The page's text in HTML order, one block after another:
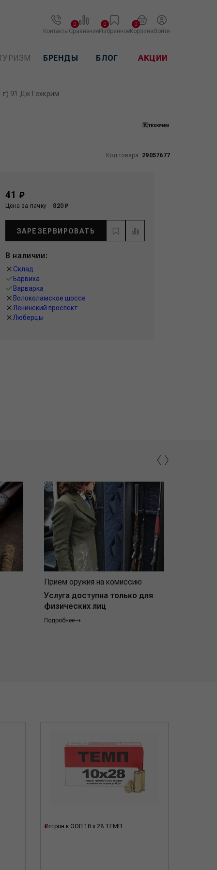
КонтактыСравнение
0
Избранное
0
Корзина
0
Войти
БРЕНДЫ БЛОГ АКЦИИ
г) 91 ДжТехкрим
Код товара: 29057677
41 ₽
Цена за пачку 820 ₽
ЗАРЕЗЕРВИРОВАТЬ
В наличии:
Склад
Барвиха
Варварка
Волоколамское шоссе
Ленинский проспект
Люберцы
Прием оружия на комиссию
Услуга доступна только для
физических лиц
Подробнее
‹›
Патрон к ООП 10 x 28 ТЕМП